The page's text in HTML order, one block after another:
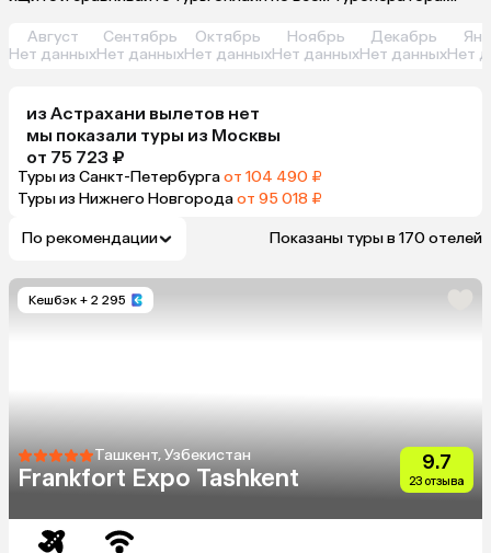
Август
Нет данных
Сентябрь
Нет данных
Октябрь
Нет данных
Ноябрь
Нет данных
Декабрь
Нет данныхНет
из Астрахани вылетов нет
мы показали туры из Москвы
от 75 723 ₽
Туры из Санкт-Петербургаот 104 490 ₽
Туры из Нижнего Новгородаот 95 018 ₽
По рекомендации Показаны туры в 170 отелей
Кешбэк + 2 295
Ташкент, Узбекистан
Frankfort Expo Tashkent
9.7
23 отзыва